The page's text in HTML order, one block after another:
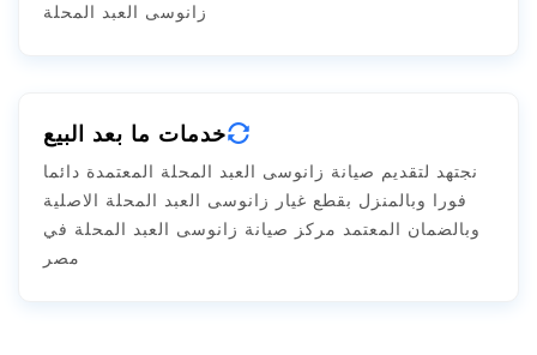
زانوسى العبد المحلة
خدمات ما بعد البيع
نجتهد لتقديم صيانة زانوسى العبد المحلة المعتمدة دائما
فورا وبالمنزل بقطع غيار زانوسى العبد المحلة الاصلية
وبالضمان المعتمد مركز صيانة زانوسى العبد المحلة في
مصر